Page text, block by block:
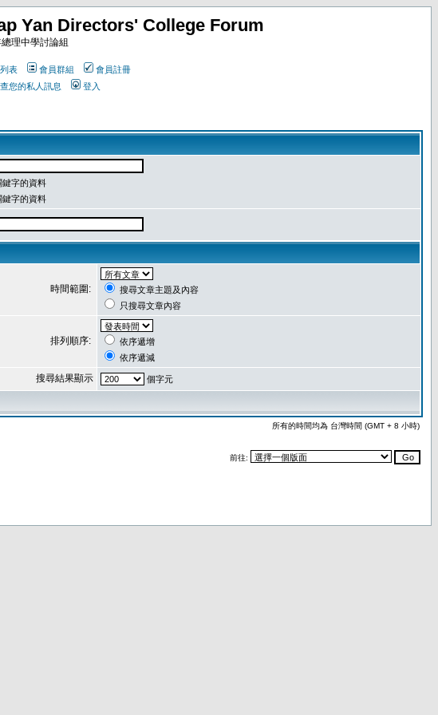
Yan Directors' College Forum
理中學討論組
表 會員群組
會員註冊
您的私人訊息 登入
鍵字的資料
鍵字的資料
時間範圍:
搜尋文章主題及內容
只搜尋文章內容
排列順序:
依序遞增
依序遞減
搜尋結果顯示 個字元
所有的時間均為 台灣時間 (GMT + 8 小時)
前往: